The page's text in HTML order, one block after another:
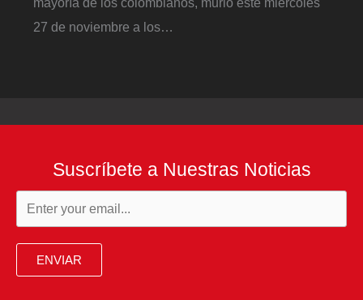
27 de noviembre a los…
Suscríbete a Nuestras Noticias
ENVIAR